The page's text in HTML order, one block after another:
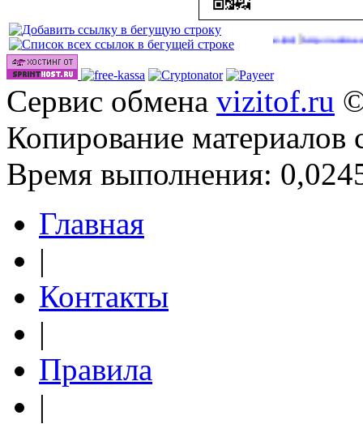
go/out.php(42)|http://onlinevideos.cc/videos/ http://
Сервис обмена vizitof.ru
Копирование материалов
Время выполнения:
Главная
|
Контакты
|
Правила
|